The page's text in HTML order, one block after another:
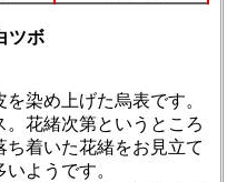
ツボ
染め上げた烏表です。
花緒次第というところ
ち着いた花緒をお見立て
ようです。